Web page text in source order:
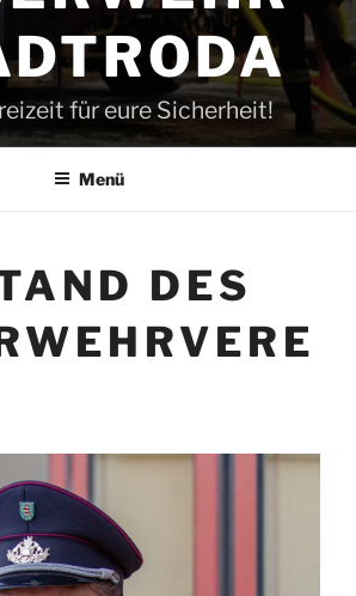
für eure Sicherheit!
Menü
DES